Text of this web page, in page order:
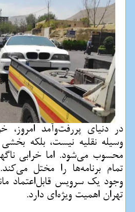
در دنیای پررفت‌و‌آمد
وسیله نقلیه نیست، بلکه
محسوب می‌شود. اما خرابی
تمام برنامه‌ها را مختل
وجود یک سرویس قابل‌اعتماد
تهران اهمیت ویژه‌ای دارد.